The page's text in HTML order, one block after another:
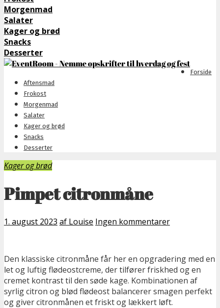
Morgenmad
Salater
Kager og brød
Snacks
Desserter
Forside
Aftensmad
Frokost
Morgenmad
Salater
Kager og brød
Snacks
Desserter
Kager og brød
Pimpet citronmåne
1. august 2023 af Louise Ingen kommentarer
Den klassiske citronmåne får her en opgradering med en
let og luftig flødeostcreme, der tilfører friskhed og en
cremet kontrast til den søde kage. Kombinationen af
syrlig citron og blød flødeost balancerer smagen perfekt
og giver citronmånen et friskt og lækkert løft.